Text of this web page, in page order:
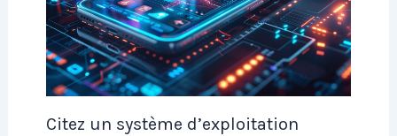
Citez un système d’exploitation